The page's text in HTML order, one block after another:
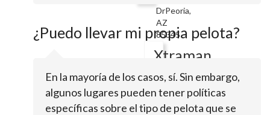
DrPeoria,
AZ
85345
Xtraman
Fundraising
LLC
¿Puedo llevar mi propia pelota?
En la mayoría de los casos, sí. Sin embargo,
algunos lugares pueden tener políticas
específicas sobre el tipo de pelota que se